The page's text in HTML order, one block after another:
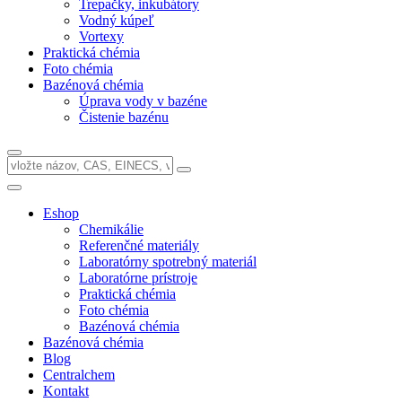
Trepačky, inkubátory
Vodný kúpeľ
Vortexy
Praktická chémia
Foto chémia
Bazénová chémia
Úprava vody v bazéne
Čistenie bazénu
Eshop
Chemikálie
Referenčné materiály
Laboratórny spotrebný materiál
Laboratórne prístroje
Praktická chémia
Foto chémia
Bazénová chémia
Bazénová chémia
Blog
Centralchem
Kontakt